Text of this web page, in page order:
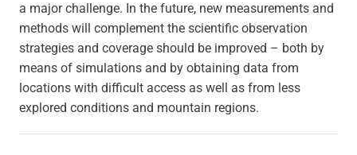
a major challenge. In the future, new measurements and
methods will complement the scientific observation
strategies and coverage should be improved – both by
means of simulations and by obtaining data from
locations with difficult access as well as from less
explored conditions and mountain regions.